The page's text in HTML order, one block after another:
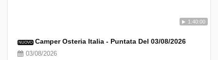
1:40:00
NUOVO Camper Osteria Italia - Puntata Del 03/08/2026
03/08/2026